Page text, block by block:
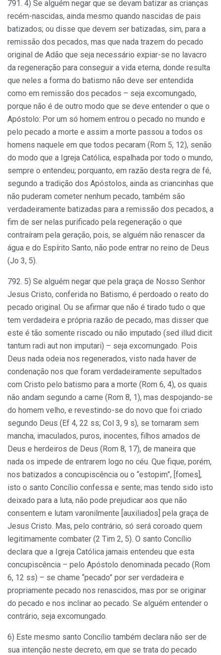
791. 4) Se alguém negar que se devam batizar as crianças
recém-nascidas, ainda mesmo quando nascidas de pais
batizados; ou disse que devem ser batizadas, sim, para a
remissão dos pecados, mas que nada trazem do pecado
original de Adão que seja necessário expiar-se no lavacro
da regeneração para conseguir a vida eterna, donde resulta
que neles a forma do batismo não deve ser entendida
como em remissão dos pecados – seja excomungado,
porque não é de outro modo que se deve entender o que o
Apóstolo: Por um só homem entrou o pecado no mundo e
pelo pecado a morte e assim a morte passou a todos os
homens naquele em que todos pecaram (Rom 5, 12), senão
do modo que a Igreja Católica, espalhada por todo o mundo,
sempre o entendeu; porquanto, em razão desta regra de fé,
segundo a tradição dos Apóstolos, ainda as criancinhas que
não puderam cometer nenhum pecado, também são
verdadeiramente batizadas para a remissão dos pecados, a
fim de ser nelas purificado pela regeneração o que
contraíram pela geração, pois, se alguém não renascer da
água e do Espírito Santo, não pode entrar no reino de Deus
(Jo 3, 5).
792. 5) Se alguém negar que pela graça de Nosso Senhor
Jesus Cristo, conferida no Batismo, é perdoado o reato do
pecado original. Ou se afirmar que não é tirado tudo o que
tem verdadeira e própria razão de pecado, mas disser que
este é tão somente riscado ou não imputado (sed illud dicit
tantum radi aut non imputari) – seja excomungado. Pois
Deus nada odeia nos regenerados, visto nada haver de
condenação nos que foram verdadeiramente sepultados
com Cristo pelo batismo para a morte (Rom 6, 4), os quais
não andam segundo a carne (Rom 8, 1), mas despojando-se
do homem velho, e revestindo-se do novo que foi criado
segundo Deus (Ef 4, 22 ss; Col 3, 9 s), se tornaram sem
mancha, imaculados, puros, inocentes, filhos amados de
Deus e herdeiros de Deus (Rom 8, 17), de maneira que
nada os impede de entrarem logo no céu. Que fique, porém,
nos batizados a concupiscência ou o “estopim”, [fomes],
isto o santo Concílio confessa e sente; mas tendo sido isto
deixado para a luta, não pode prejudicar aos que não
consentem e lutam varonilmente [auxiliados] pela graça de
Jesus Cristo. Mas, pelo contrário, só será coroado quem
legitimamente combater (2 Tim 2, 5). O santo Concílio
declara que a Igreja Católica jamais entendeu que esta
concupiscência – pelo Apóstolo denominada pecado (Rom
6, 12 ss) – se chame “pecado” por ser verdadeira e
propriamente pecado nos renascidos, mas por se originar
do pecado e nos inclinar ao pecado. Se alguém entender o
contrário, seja excomungado.
6) Este mesmo santo Concílio também declara não ser de
sua intenção neste decreto, em que se trata do pecado